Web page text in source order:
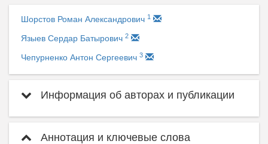
Шорстов Роман Александрович 1
Языев Сердар Батырович 2
Чепурненко Антон Сергеевич 3
Информация об авторах и публикации
Аннотация и ключевые слова